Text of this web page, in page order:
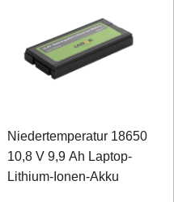
Niedertemperatur 18650
10,8 V 9,9 Ah Laptop-
Lithium-Ionen-Akku